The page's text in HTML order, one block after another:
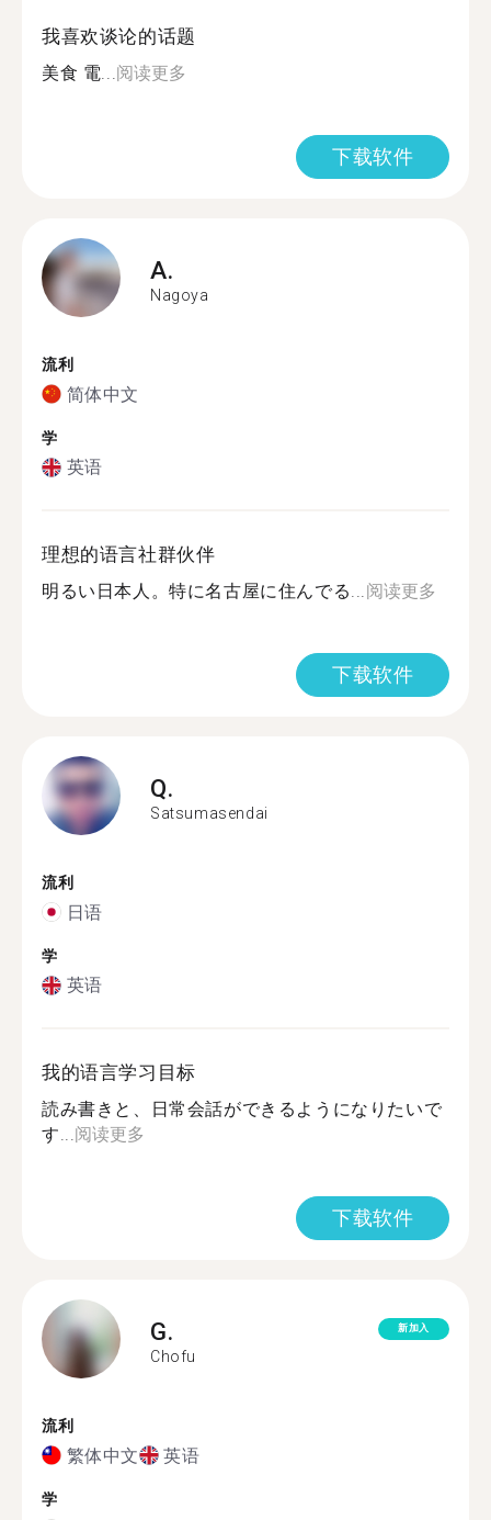
我喜欢谈论的话题
美食 電...阅读更多
下载软件
A.
Nagoya
流利
简体中文
学
英语
理想的语言社群伙伴
明るい日本人。特に名古屋に住んでる...阅读更多
下载软件
Q.
Satsumasendai
流利
日语
学
英语
我的语言学习目标
読み書きと、日常会話ができるようになりたいで
す...阅读更多
下载软件
G.
Chofu
新加入
流利
繁体中文 英语
学